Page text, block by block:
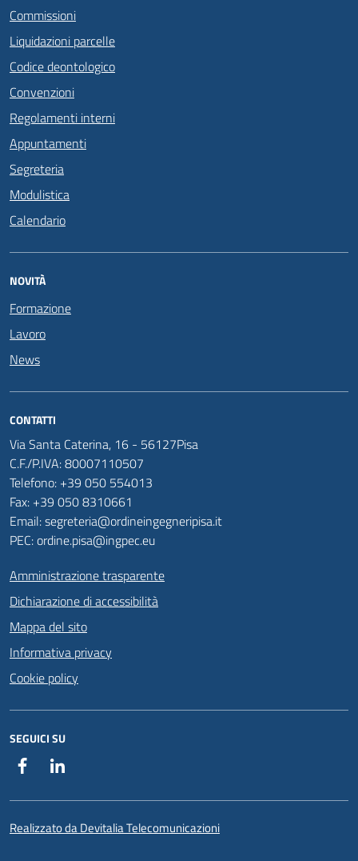
Commissioni
Liquidazioni parcelle
Codice deontologico
Convenzioni
Regolamenti interni
Appuntamenti
Segreteria
Modulistica
Calendario
NOVITÀ
Formazione
Lavoro
News
CONTATTI
Via Santa Caterina, 16 - 56127Pisa
C.F./P.IVA: 80007110507
Telefono: +39 050 554013
Fax: +39 050 8310661
Email: segreteria@ordineingegneripisa.it
PEC: ordine.pisa@ingpec.eu
Amministrazione trasparente
Dichiarazione di accessibilità
Mappa del sito
Informativa privacy
Cookie policy
SEGUICI SU
Facebook
Realizzato da Devitalia Telecomunicazioni